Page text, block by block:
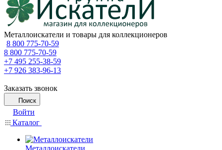
Металлоискатели и товары для коллекционеров
8 800 775-70-59
8 800 775-70-59
+7 495 255-38-59
+7 926 383-96-13
Заказать звонок
Поиск
Войти
Каталог
Металлоискатели